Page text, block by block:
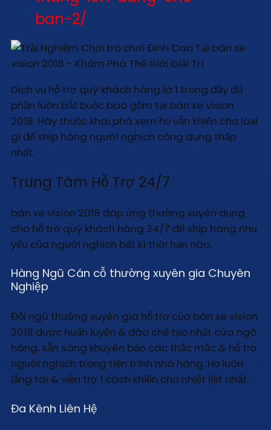
ban-2/
Dịch vụ hỗ trợ quý khách hàng là 1 trong đầy đủ
phần luôn bắt buộc bao gồm tại bán xe vision
2018. Hãy thuộc khai phá xem họ vẫn khiến cho loại
gi để ship hàng người nghịch công dụng thấp
nhất.
Trung Tâm Hỗ Trợ 24/7
bán xe vision 2018 đáp ứng thường xuyên dụng
cho hỗ trợ quý khách hàng 24/7 để ship hàng nhu
yếu của người nghịch bất kì thời hạn nào.
Hàng Ngũ Cán cỗ thường xuyên gia Chuyên
Nghiệp
Đội ngũ thường xuyên gia hỗ trợ của bán xe vision
2018 được huấn luyện & đào chế tạo nhất cửa ngõ
hàng, sẵn sàng khuyên bảo các thắc mắc & hỗ trợ
người nghịch trong tiến trình nhà hàng. Họ luôn
lắng tai & viện trợ 1 cách khiến cho nhiệt liệt nhất.
Đa Kênh Liên Hệ